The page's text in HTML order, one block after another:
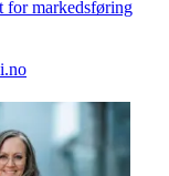
for markedsføring